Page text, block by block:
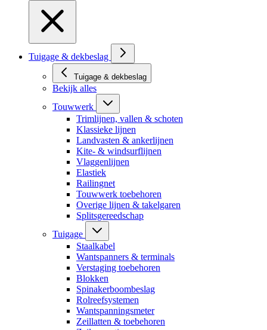
Tuigage & dekbeslag
Tuigage & dekbeslag
Bekijk alles
Touwwerk
Trimlijnen, vallen & schoten
Klassieke lijnen
Landvasten & ankerlijnen
Kite- & windsurflijnen
Vlaggenlijnen
Elastiek
Railingnet
Touwwerk toebehoren
Overige lijnen & takelgaren
Splitsgereedschap
Tuigage
Staalkabel
Wantspanners & terminals
Verstaging toebehoren
Blokken
Spinakerboombeslag
Rolreefsystemen
Wantspanningsmeter
Zeillatten & toebehoren